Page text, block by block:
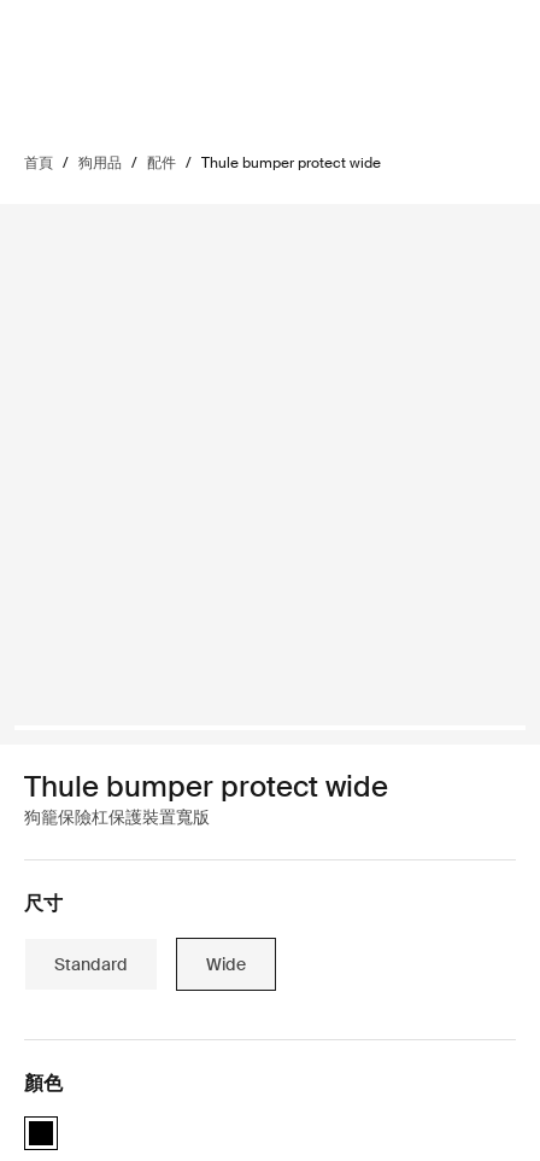
首頁 / 狗用品 / 配件 / Thule bumper protect wide
Thule bumper protect wide
狗籠保險杠保護裝置寬版
尺寸
Standard Wide
顏色
black (selected)